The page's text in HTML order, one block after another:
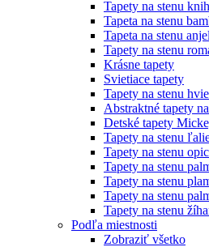
Tapety na stenu
Tapeta na stenu
Tapeta na stenu anjel
Tapety na stenu
Krásne tapety
Svietiace tapety
Tapety na stenu
Abstraktné tapety
Detské tapety
Tapety na stenu
Tapety na stenu
Tapety na stenu
Tapety na stenu
Tapety na stenu
Tapety na stenu
Podľa miestnosti
Zobraziť všetko